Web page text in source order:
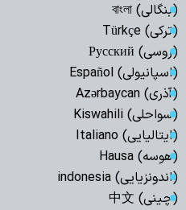
(بنگالی) বাংলা
(ترکی) Türkçe
(روسی) Русский
(اسپانیولی) Español
(آذری) Azərbaycan
(سواحلی) Kiswahili
(ایتالیایی) Italiano
(هوسه) Hausa
(اندونزیایی) indonesia
(چینی) 中文